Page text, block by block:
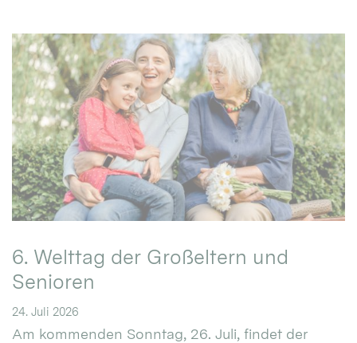
6. Welttag der Großeltern und
Senioren
24. Juli 2026
Am kommenden Sonntag, 26. Juli, findet der